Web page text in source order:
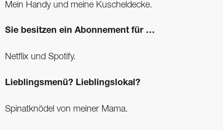
Mein Handy und meine Kuscheldecke.
Sie besitzen ein Abonnement für …
Netflix und Spotify.
Lieblingsmenü? Lieblingslokal?
Spinatknödel von meiner Mama.